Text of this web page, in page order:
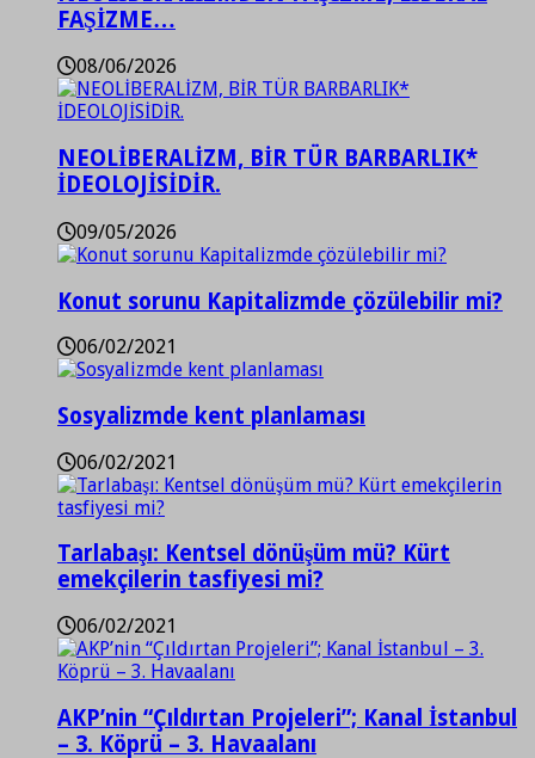
FAŞİZME…
08/06/2026
NEOLİBERALİZM, BİR TÜR BARBARLIK*
İDEOLOJİSİDİR.
09/05/2026
Konut sorunu Kapitalizmde çözülebilir mi?
06/02/2021
Sosyalizmde kent planlaması
06/02/2021
Tarlabaşı: Kentsel dönüşüm mü? Kürt
emekçilerin tasfiyesi mi?
06/02/2021
AKP’nin “Çıldırtan Projeleri”; Kanal İstanbul
– 3. Köprü – 3. Havaalanı